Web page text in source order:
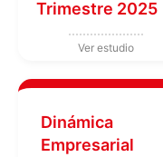
Trimestre 2025
Dinámica
Empresarial